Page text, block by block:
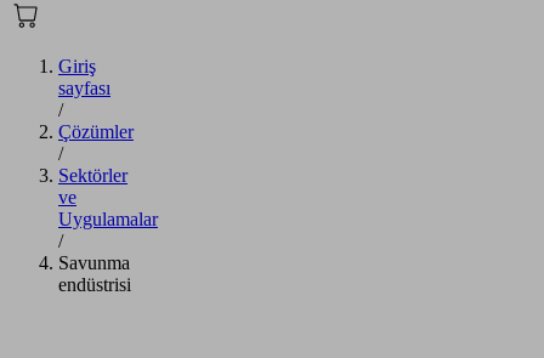
Giriş
sayfası
/
Çözümler
/
Sektörler
ve
Uygulamalar
/
Savunma
endüstrisi